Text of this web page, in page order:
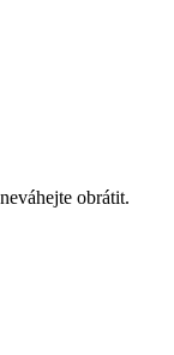
obrátit.